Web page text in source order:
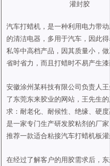
灌封胶
汽车打蜡机，是一种利用电力带
的清洁电器，多用于汽车，因此
私等中高档产品，因其质量小，
省时省力，而且打蜡时不易产生
安徽涂州某科技有限公司负责人
了东莞东来胶业的网站，王先生
求：耐老化、耐候性、绝缘、硬
是一家专门生产研发胶粘剂的厂
推荐一款适合粘接汽车打蜡机板灌
在经过了解客户的用胶需求后，